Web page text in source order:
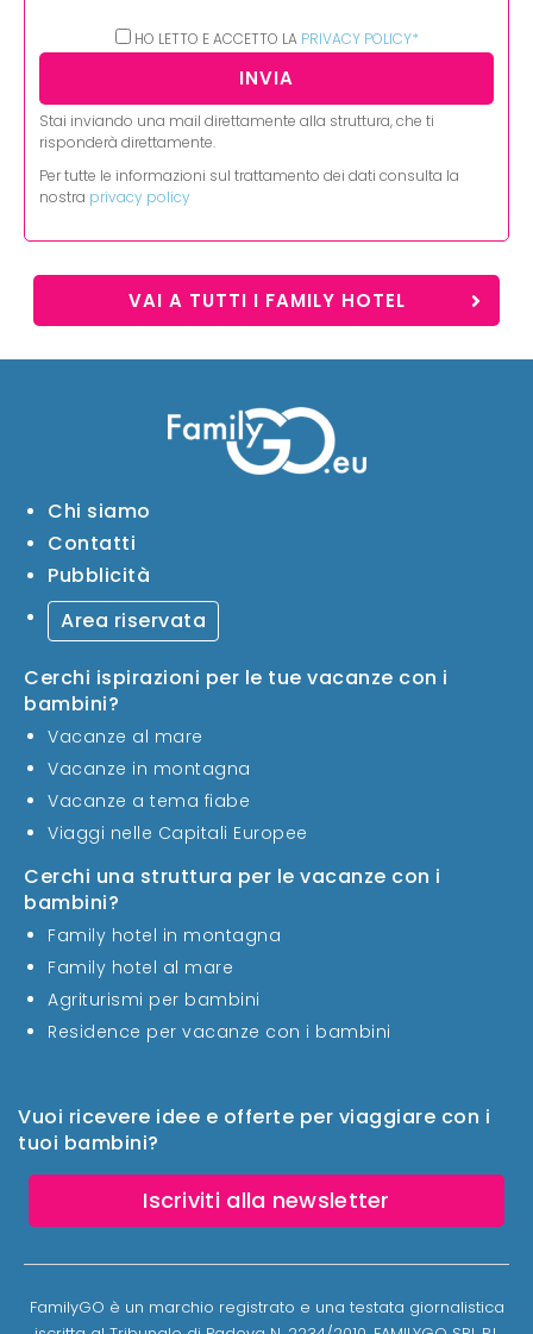
HO LETTO E ACCETTO LA PRIVACY POLICY*
Stai inviando una mail direttamente alla struttura, che ti
risponderà direttamente.
Per tutte le informazioni sul trattamento dei dati consulta la
nostra privacy policy
VAI A TUTTI I FAMILY HOTEL
Vuoi ricevere idee e offerte per viaggiare con i
tuoi bambini?
Iscriviti alla newsletter
Chi siamo
Contatti
Pubblicità
Area riservata
Cerchi ispirazioni per le tue vacanze con i
bambini?
Vacanze al mare
Vacanze in montagna
Vacanze a tema fiabe
Viaggi nelle Capitali Europee
Cerchi una struttura per le vacanze con i
bambini?
Family hotel in montagna
Family hotel al mare
Agriturismi per bambini
Residence per vacanze con i bambini
FamilyGO è un marchio registrato e una testata giornalistica